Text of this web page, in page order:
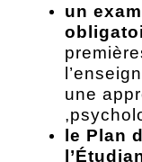
un
une
le Plan